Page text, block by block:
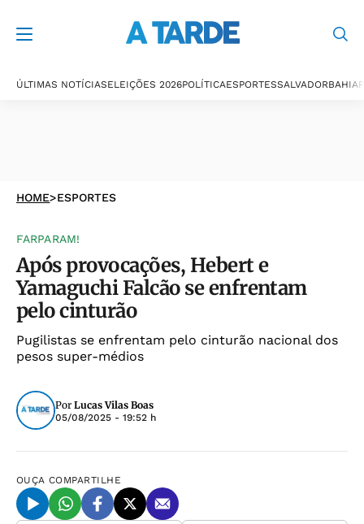
ÚLTIMAS NOTÍCIASELEIÇÕES 2026POLÍTICAESPORTESSALVADORBAHIA
HOME>ESPORTES
FARPARAM!
Após provocações, Hebert e
Yamaguchi Falcão se enfrentam
pelo cinturão
Pugilistas se enfrentam pelo cinturão nacional dos
pesos super-médios
Por Lucas Vilas Boas
05/08/2025 - 19:52 h
OUÇA COMPARTILHE